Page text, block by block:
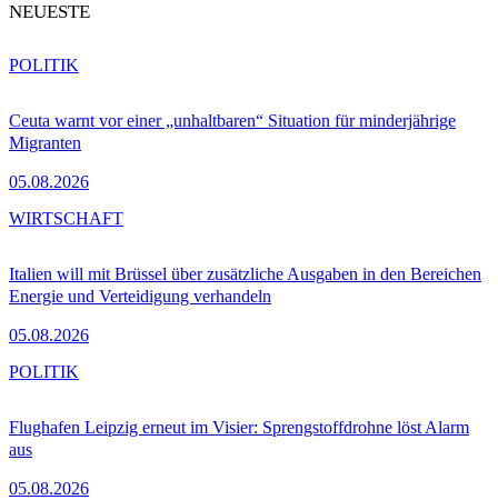
NEUESTE
Ceuta warnt vor einer „unhaltbaren“ Situation für minderjährige
Migranten
05.08.2026
POLITIK
Italien will mit Brüssel über zusätzliche Ausgaben in den Bereichen
Energie und Verteidigung verhandeln
05.08.2026
WIRTSCHAFT
Flughafen Leipzig erneut im Visier: Sprengstoffdrohne löst Alarm
aus
05.08.2026
POLITIK